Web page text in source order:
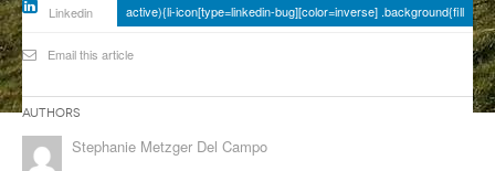
ANCIENNES ÉMISSIONS
Linkedin active){li-icon[type=linkedin-bug][color=inverse] .background{fill
Email this article
Authors
Stephanie Metzger Del Campo